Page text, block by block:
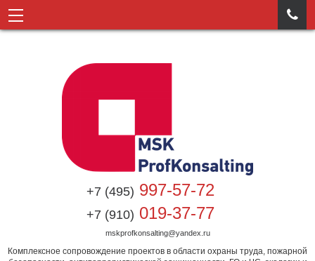

+7 (495) 997-57-72
+7 (910) 019-37-77
mskprofkonsalting@yandex.ru
Комплексное сопровождение проектов в области охраны труда, пожарной